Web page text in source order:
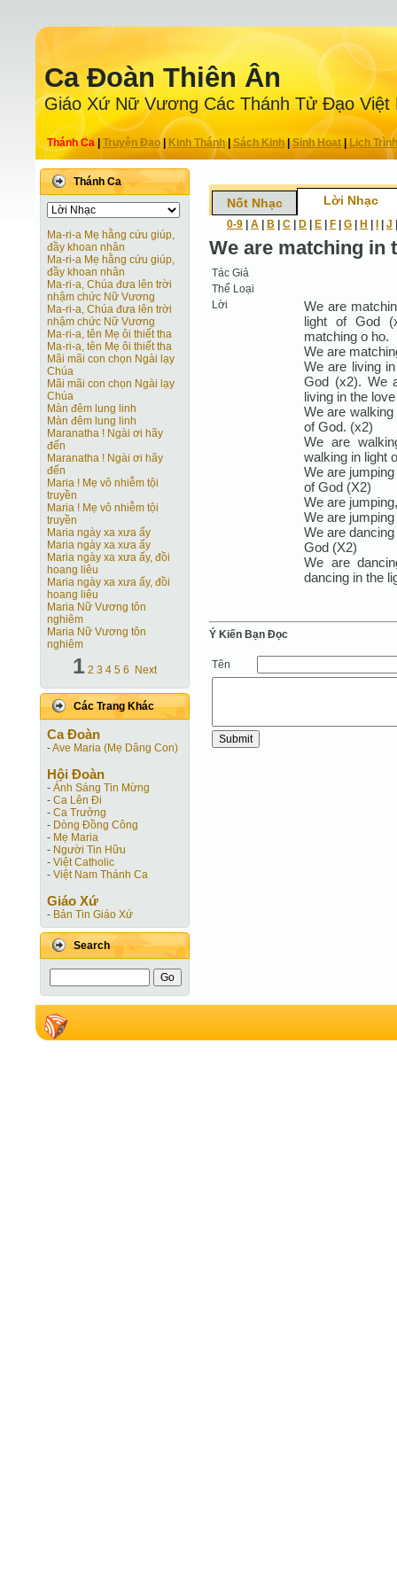
Ca Ðoàn Thiên Ân
Giáo Xứ Nữ Vương Các Thánh Tử Ðạo Việt
Thánh Ca Truyện Ðạo| Kinh Thánh Sách Kinh|Sinh Hoạt| Lịch Trình
Thánh Ca
Ma-ri-a Mẹ hằng cứu giúp,
đầy khoan nhân
Ma-ri-a Mẹ hằng cứu giúp,
đầy khoan nhân
Ma-ri-a, Chúa đưa lên trời
nhậm chức Nữ Vương
Ma-ri-a, Chúa đưa lên trời
nhậm chức Nữ Vương
Ma-ri-a, tên Mẹ ôi thiết tha
Ma-ri-a, tên Mẹ ôi thiết tha
Mãi mãi con chọn Ngài lạy
Chúa
Mãi mãi con chọn Ngài lạy
Chúa
Màn đêm lung linh
Màn đêm lung linh
Maranatha ! Ngài ơi hãy
đến
Maranatha ! Ngài ơi hãy
đến
Maria ! Mẹ vô nhiễm tội
truyền
Maria ! Mẹ vô nhiễm tội
truyền
Maria ngày xa xưa ấy
Maria ngày xa xưa ấy
Maria ngày xa xưa ấy, đồi
hoang liêu
Maria ngày xa xưa ấy, đồi
hoang liêu
Maria Nữ Vương tôn
nghiêm
Maria Nữ Vương tôn
nghiêm
1 2 3 4 5 6 Next
Các Trang Khác
Ca Ðoàn
-Ave Maria (Mẹ Dâng Con)
Hội Ðoàn
- Ánh Sáng Tin Mừng
- Ca Lên Đi
- Ca Trưởng
- Dòng Đồng Công
- Mẹ Maria
- Người Tin Hữu
- Việt Catholic
- Việt Nam Thánh Ca
Giáo Xứ
- Bản Tin Giáo Xứ
Search
Nốt Nhạc Lời Nhạc
0-9 A B C D E F G H J
We are matching in
Tác Giả
Thể Loại
Lời
We are
light of God
matching o ho.
We are
We are living
God (x2). We
living in the
We are
of God. (x2)
We are
walking in light
We are
of God (X2)
We are
We are
We are
God (X2)
We are
dancing in the
Ý Kiến Bạn Ðọc
Tên